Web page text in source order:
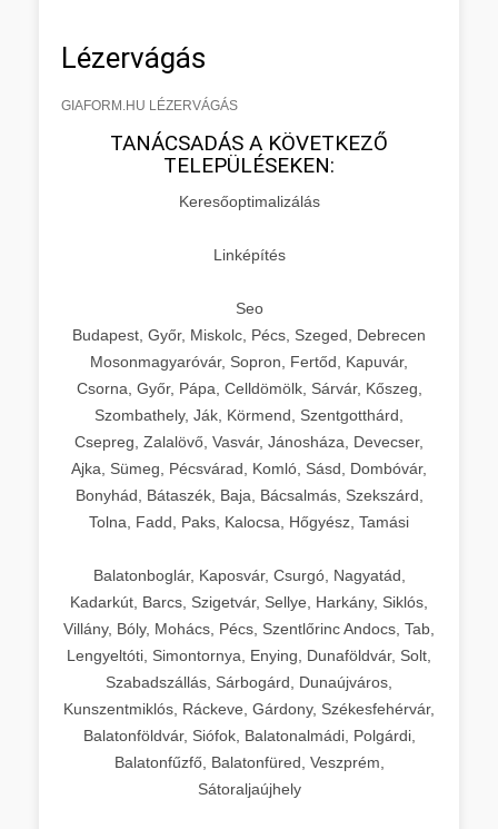
Lézervágás
GIAFORM.HU LÉZERVÁGÁS
TANÁCSADÁS A KÖVETKEZŐ
TELEPÜLÉSEKEN:
Keresőoptimalizálás
Linképítés
Seo
Budapest, Győr, Miskolc, Pécs, Szeged, Debrecen
Mosonmagyaróvár, Sopron, Fertőd, Kapuvár,
Csorna, Győr, Pápa, Celldömölk, Sárvár, Kőszeg,
Szombathely, Ják, Körmend, Szentgotthárd,
Csepreg, Zalalövő, Vasvár, Jánosháza, Devecser,
Ajka, Sümeg, Pécsvárad, Komló, Sásd, Dombóvár,
Bonyhád, Bátaszék, Baja, Bácsalmás, Szekszárd,
Tolna, Fadd, Paks, Kalocsa, Hőgyész, Tamási
Balatonboglár, Kaposvár, Csurgó, Nagyatád,
Kadarkút, Barcs, Szigetvár, Sellye, Harkány, Siklós,
Villány, Bóly, Mohács, Pécs, Szentlőrinc Andocs, Tab,
Lengyeltóti, Simontornya, Enying, Dunaföldvár, Solt,
Szabadszállás, Sárbogárd, Dunaújváros,
Kunszentmiklós, Ráckeve, Gárdony, Székesfehérvár,
Balatonföldvár, Siófok, Balatonalmádi, Polgárdi,
Balatonfűzfő, Balatonfüred, Veszprém,
Sátoraljaújhely